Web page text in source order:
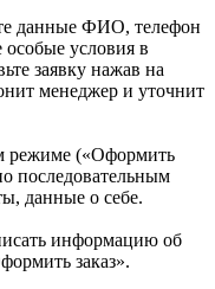
данные ФИО, телефон
условия в
заявку нажав на
менеджер и уточнит
режиме («Оформить
последовательным
данные о себе.
информацию об
заказ».